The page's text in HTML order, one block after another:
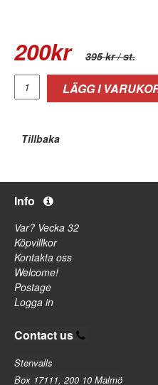
200kr 395 kr/ st.
LÄGG I
Tillbaka
Info
Var? Vecka 32
Köpvillkor
Kontakta oss
Welcome!
Postage
Logga in
Contact us
Stenvalls
Box 17111, 200 10 Malmö